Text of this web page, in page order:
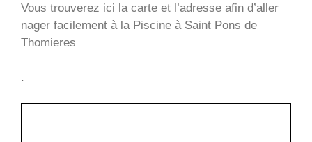
Vous trouverez ici la carte et l’adresse afin d’aller
nager facilement à la Piscine à Saint Pons de
Thomieres
.